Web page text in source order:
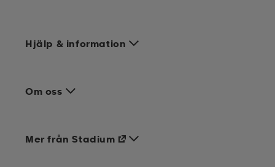
Hjälp & information
Om oss
Mer från Stadium